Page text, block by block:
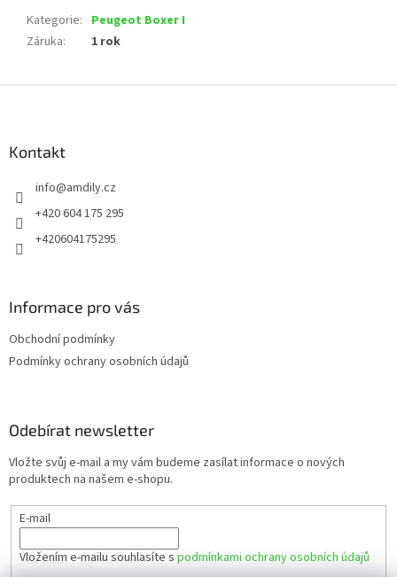
Kategorie: Peugeot Boxer I
Záruka: 1 rok
Kontakt
info@amdily.cz
+420 604 175 295
+420604175295
Informace pro vás
Obchodní podmínky
Podmínky ochrany osobních údajů
Odebírat newsletter
Vložte svůj e-mail a my vám budeme zasílat informace o nových
produktech na našem e-shopu.
E-mail
Vložením e-mailu souhlasíte s podmínkami ochrany osobních údajů